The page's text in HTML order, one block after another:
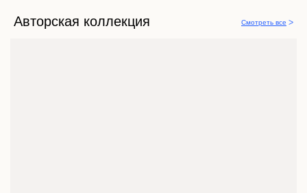
Авторская коллекция Смотреть все ᐳ